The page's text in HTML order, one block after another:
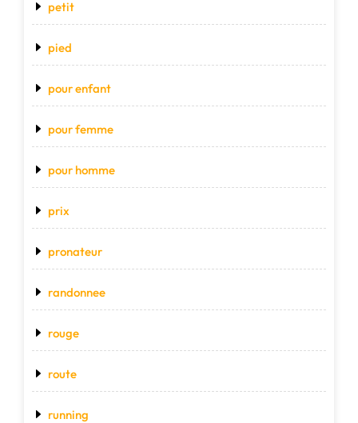
petit
pied
pour enfant
pour femme
pour homme
prix
pronateur
randonnee
rouge
route
running